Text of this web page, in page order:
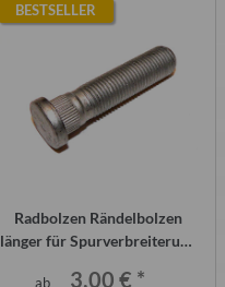
BESTSELLER
Radbolzen Rändelbolzen
länger für Spurverbreiterung
ab 3,00 € *